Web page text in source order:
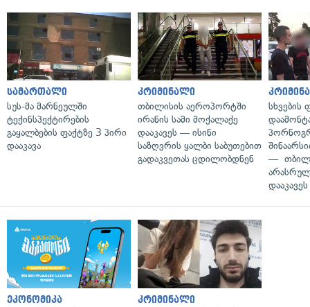
სამართალი
სუს-მა მარნეულში
ტექინსპექტირების
გაყალბების ფაქტზე 3 პირი
დააკავა
კრიმინალი
თბილისის აეროპორტში
ირანის სამი მოქალაქე
დააკავეს — ისინი
საზღვრის ყალბი საბუთებით
გადაკვეთას ცდილობდნენ
სხვების
—
დააკავეს
ეკონომიკა კრიმინალი